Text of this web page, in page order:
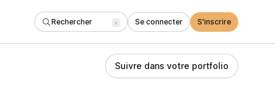
Rechercher / Se connecter S'inscrire
Suivre dans votre portfolio